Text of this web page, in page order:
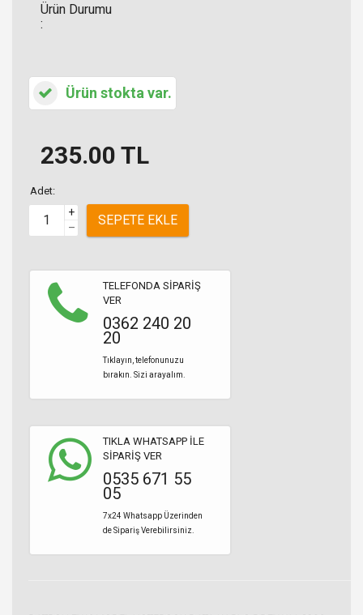
Ürün Durumu
:
Ürün stokta var.
235.00 TL
Adet:
+
–
SEPETE EKLE
TELEFONDA SİPARİŞ
VER
0362 240 20
20
Tıklayın, telefonunuzu
bırakın. Sizi arayalım.
TIKLA WHATSAPP İLE
SİPARİŞ VER
0535 671 55
05
7x24 Whatsapp Üzerinden
de Sipariş Verebilirsiniz.